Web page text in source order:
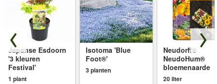
Japanse Esdoorn
'3 kleuren
Festival'
1 plant
Isotoma 'Blue
Foot®'
3 planten
Neudorff®
NeudoHum®
bloemenaarde
20 liter